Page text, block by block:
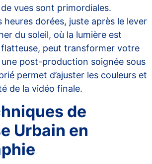
vues sont primordiales.
heures dorées, juste après le lever
du soleil, où la lumière est
peut transformer votre
post-production soignée sous
permet d’ajuster les couleurs et
de la vidéo finale.
de
Urbain en